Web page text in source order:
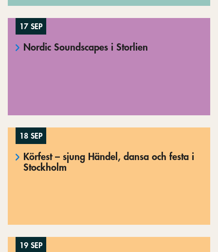
17 SEP
Nordic Soundscapes i Storlien
18 SEP
Körfest – sjung Händel, dansa och festa i
Stockholm
19 SEP